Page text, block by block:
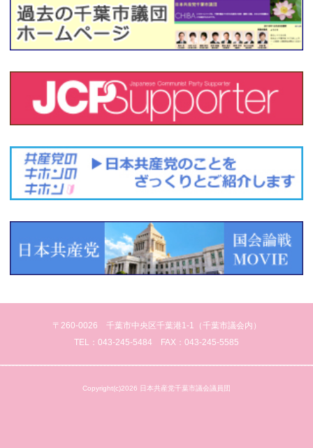
〒260-0026 千葉市中央区千葉港1-1（千葉市議会内）
TEL：043-245-5484 FAX：043-245-5585
Copyright(c)2026 日本共産党千葉市議会議員団